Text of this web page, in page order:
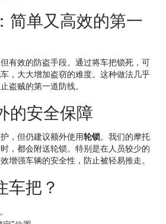
简单又高效的第一
有效的防盗手段。通过将车把锁死，可
，大大增加盗窃的难度。这种做法几乎
盗贼的第一道防线。
的安全保障
，但仍建议额外使用轮锁。我们的摩托
，都会附送轮锁。特别是在人员较少的
增强车辆的安全性，防止被轻易推走。
车把？